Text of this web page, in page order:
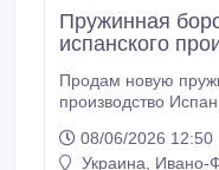
Пружинная
испанского
Продам новую
производство Испания, состояние
Применяется для
почвы, озимых посевов, довсходового и
08/06/2026 12:50
Украина, Ивано-